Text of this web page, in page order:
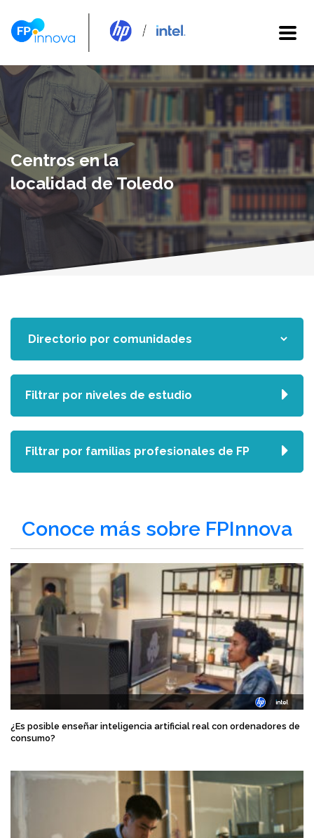
Centros en la
localidad de Toledo
Conoce más sobre FPInnova
¿Es posible enseñar inteligencia artificial real con ordenadores de
consumo?
Filtrar por niveles de estudio
Filtrar por familias profesionales de FP